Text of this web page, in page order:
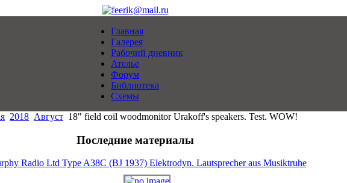
Главная
Галерея
Рабочий дневник
Ателье
Форум
Библиотека
Схемы
2018 Август 18" field coil woodmonitor Urakoff's speakers. Test. WOW!
Последние материалы
Radio Ltd Type A38C (BJ 1937) Elektrodyn. Lautsprecher aus Musiktruhe